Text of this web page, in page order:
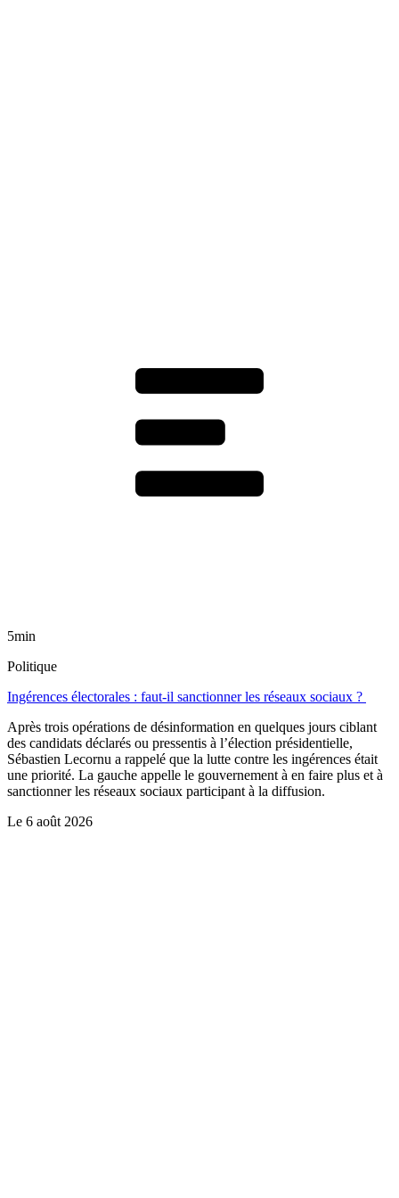
5min
Politique
Ingérences électorales : faut-il sanctionner les réseaux sociaux ?
Après trois opérations de désinformation en quelques jours ciblant
des candidats déclarés ou pressentis à l’élection présidentielle,
Sébastien Lecornu a rappelé que la lutte contre les ingérences était
une priorité. La gauche appelle le gouvernement à en faire plus et à
sanctionner les réseaux sociaux participant à la diffusion.
Le 6 août 2026